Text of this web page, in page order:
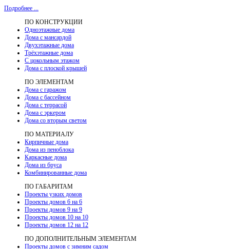
Подробнее ...
ПО КОНСТРУКЦИИ
Одноэтажные дома
Дома с мансардой
Двухэтажные дома
Трёхэтажные дома
С цокольным этажом
Дома с плоской крышей
ПО ЭЛЕМЕНТАМ
Дома с гаражом
Дома с бассейном
Дома с террасой
Дома с эркером
Дома со вторым светом
ПО МАТЕРИАЛУ
Кирпичные дома
Дома из пеноблока
Каркасные дома
Дома из бруса
Комбинированные дома
ПО ГАБАРИТАМ
Проекты узких домов
Проекты домов 6 на 6
Проекты домов 9 на 9
Проекты домов 10 на 10
Проекты домов 12 на 12
ПО ДОПОЛНИТЕЛЬНЫМ ЭЛЕМЕНТАМ
Проекты домов с зимним садом